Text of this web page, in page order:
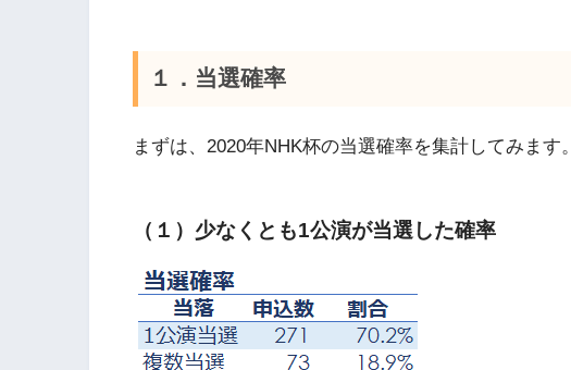
１．当選確率
まずは、2020年NHK杯の当選確率を集計してみます。
（１）少なくとも1公演が当選した確率